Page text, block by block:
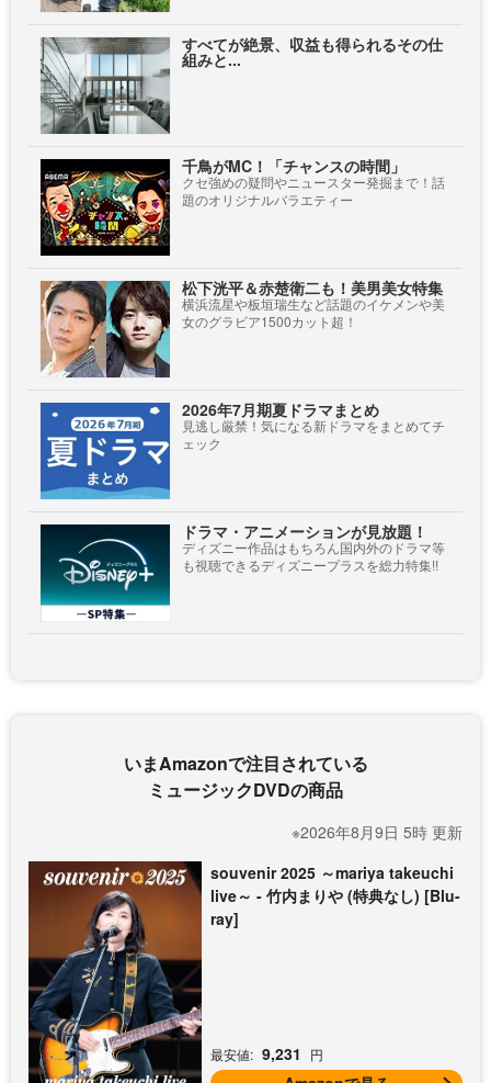
すべてが絶景、収益も得られるその仕
組みと...
千鳥がMC！「チャンスの時間」
クセ強めの疑問やニュースター発掘まで！話
題のオリジナルバラエティー
松下洸平＆赤楚衛二も！美男美女特集
横浜流星や板垣瑞生など話題のイケメンや美
女のグラビア1500カット超！
2026年7月期夏ドラマまとめ
見逃し厳禁！気になる新ドラマをまとめてチ
ェック
ドラマ・アニメーションが見放題！
ディズニー作品はもちろん国内外のドラマ等
も視聴できるディズニープラスを総力特集!!
いまAmazonで注目されている
ミュージックDVDの商品
※2026年8月9日 5時 更新
souvenir 2025 ～mariya takeuchi
live～ - 竹内まりや (特典なし) [Blu-
ray]
最安値: 9,231 円